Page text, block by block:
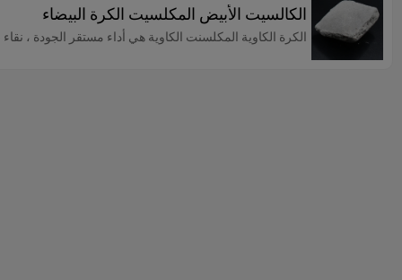
الكالسيت الأبيض المكلسيت الكرة البيضاء
الكرة الكاوية المكلسنت الكاوية هي أداء مستقر الجودة ،